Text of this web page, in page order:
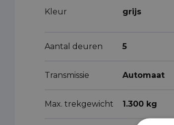
Kleur grijs
Aantal deuren 5
Transmissie Automaat
Max. trekgewicht 1.300 kg